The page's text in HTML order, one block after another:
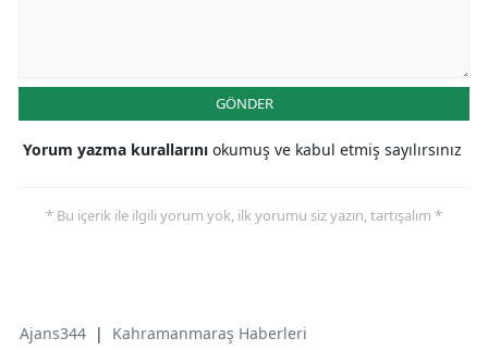
GÖNDER
Yorum yazma kurallarını okumuş ve kabul etmiş sayılırsınız
* Bu içerik ile ilgili yorum yok, ilk yorumu siz yazın, tartışalım *
Ajans344 | Kahramanmaraş Haberleri